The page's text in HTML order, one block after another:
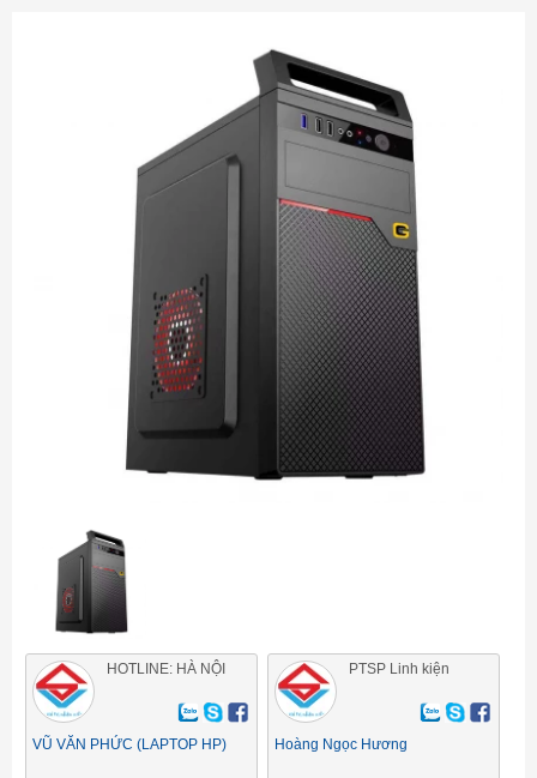
HOTLINE: HÀ NỘI
VŨ VĂN PHỨC (LAPTOP HP)
PTSP Linh kiện
Hoàng Ngọc Hương